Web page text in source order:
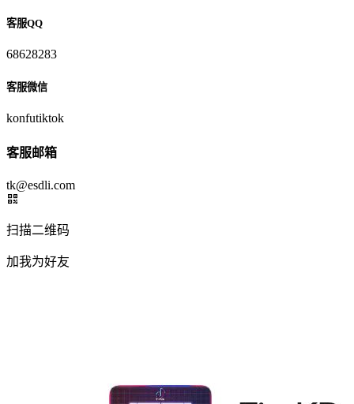
客服QQ
68628283
客服微信
konfutiktok
客服邮箱
tk@esdli.com
扫描二维码
加我为好友